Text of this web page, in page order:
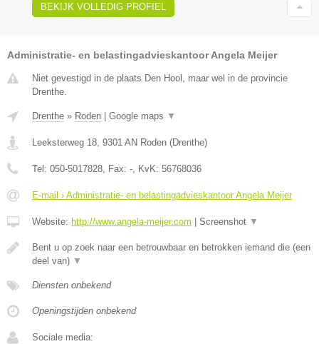
BEKIJK VOLLEDIG PROFIEL
Administratie- en belastingadvieskantoor Angela Meijer
Niet gevestigd in de plaats Den Hool, maar wel in de provincie
Drenthe.
Drenthe » Roden | Google maps ▼
Leeksterweg 18 9301 AN Roden (Drenthe)
Tel: 050-5017828 , Fax: - , KvK: 56768036
E-mail › Administratie- en belastingadvieskantoor Angela Meijer
Website: http://www.angela-meijer.com | Screenshot ▼
Bent u op zoek naar een betrouwbaar en betrokken iemand die (een
deel van) ▼
Diensten onbekend
Openingstijden onbekend
Sociale media: